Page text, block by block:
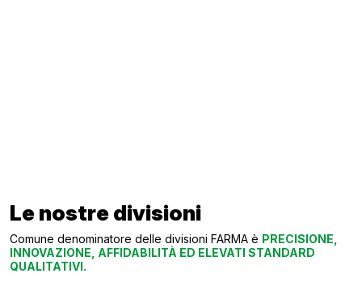
Le nostre divisioni
Comune denominatore delle divisioni FARMA è PRECISIONE,
INNOVAZIONE, AFFIDABILITÀ ED ELEVATI STANDARD
QUALITATIVI.